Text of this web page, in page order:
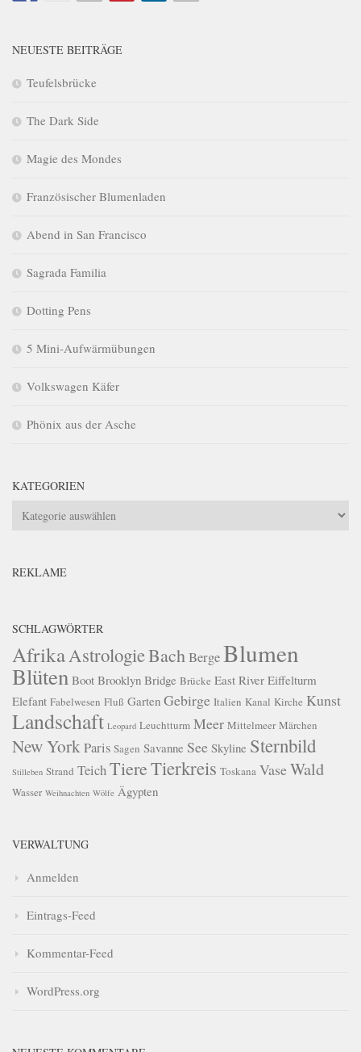
NEUESTE BEITRÄGE
Teufelsbrücke
The Dark Side
Magie des Mondes
Französischer Blumenladen
Abend in San Francisco
Sagrada Familia
Dotting Pens
5 Mini-Aufwärmübungen
Volkswagen Käfer
Phönix aus der Asche
KATEGORIEN
Kategorien
REKLAME
SCHLAGWÖRTER
AfrikaAstrologieBachBergeBlumen
Blüten Boot Brooklyn Bridge Brücke East River Eiffelturm
Elefant Fabelwesen Fluß Garten Gebirge Italien Kanal Kirche Kunst
Landschaft Leopard Leuchtturm Meer Mittelmeer Märchen
New YorkParis Sagen Savanne See Skyline Sternbild
Stilleben Strand TeichTiereTierkreis Toskana VaseWald
Wasser Weihnachten Wölfe Ägypten
VERWALTUNG
Anmelden
Eintrags-Feed
Kommentar-Feed
WordPress.org